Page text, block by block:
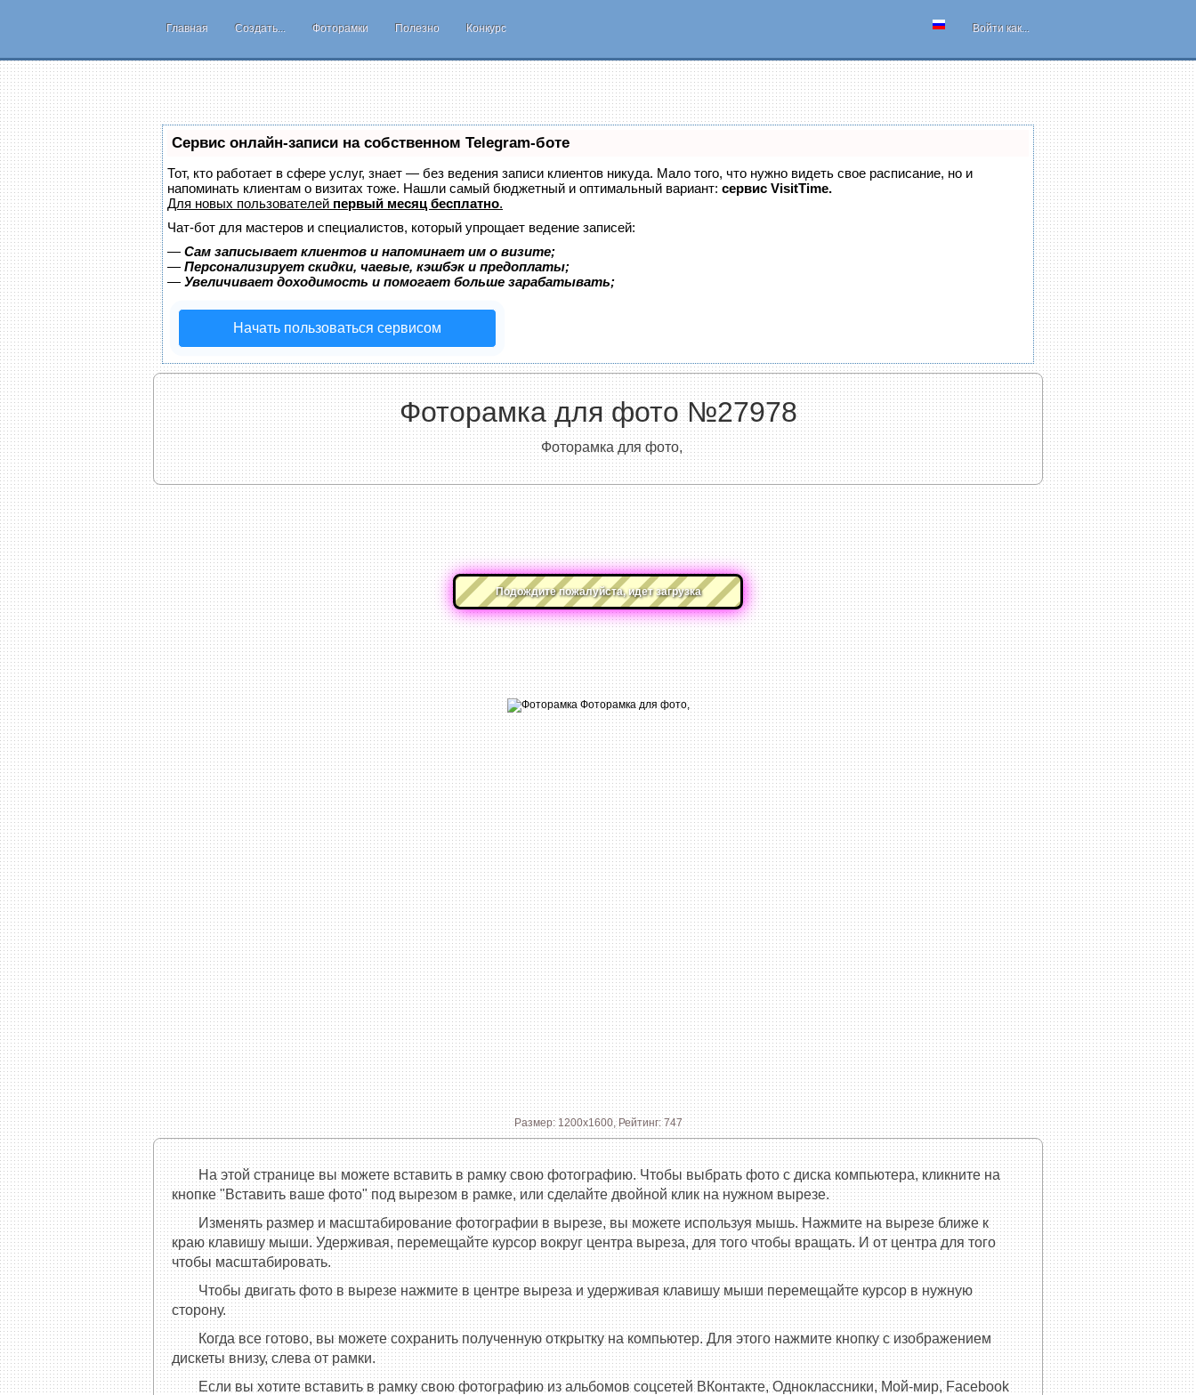
Главная Создать... Фоторамки Полезно Конкурс Войти как...
Сервис онлайн-записи на собственном Telegram-боте
Тот, кто работает в сфере услуг, знает — без ведения записи клиентов никуда. Мало того, что нужно видеть свое расписание, но и
напоминать клиентам о визитах тоже. Нашли самый бюджетный и оптимальный вариант: сервис VisitTime.
Для новых пользователей первый месяц бесплатно.
Чат-бот для мастеров и специалистов, который упрощает ведение записей:
— Сам записывает клиентов и напоминает им о визите;
— Персонализирует скидки, чаевые, кэшбэк и предоплаты;
— Увеличивает доходимость и помогает больше зарабатывать;
Начать пользоваться сервисом
Фоторамка для фото №27978
Фоторамка для фото,
Подождите пожалуйста, идет загрузка
Размер: 1200x1600, Рейтинг: 747
На этой странице вы можете вставить в рамку свою фотографию. Чтобы выбрать фото с диска компьютера, кликните на
кнопке "Вставить ваше фото" под вырезом в рамке, или сделайте двойной клик на нужном вырезе.
Изменять размер и масштабирование фотографии в вырезе, вы можете используя мышь. Нажмите на вырезе ближе к
краю клавишу мыши. Удерживая, перемещайте курсор вокруг центра выреза, для того чтобы вращать. И от центра для того
чтобы масштабировать.
Чтобы двигать фото в вырезе нажмите в центре выреза и удерживая клавишу мыши перемещайте курсор в нужную
сторону.
Когда все готово, вы можете сохранить полученную открытку на компьютер. Для этого нажмите кнопку с изображением
дискеты внизу, слева от рамки.
Если вы хотите вставить в рамку свою фотографию из альбомов соцсетей ВКонтакте, Одноклассники, Мой-мир, Facebook